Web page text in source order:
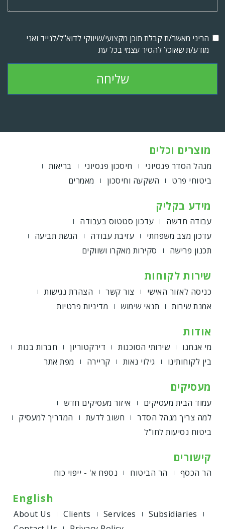
הריני מאשר/ת קבלת תוכן מקצועי/שיווקי לדוא"ל/לנייד ואני
מודע/ת שאוכל להסיר עצמי בכל עת
שליחה
מוצרים וכלים
מנהל הסדר פנסיוני חיסכון פנסיוני
בריאות
ביטוחי פרט
השקעה וחיסכון מאמרים
מידע בקליק
עבודה חדשה
עדכון סטטוס בעבודה
עדכון מצב משפחתי
עזיבת עבודה
הגשת תביעה
תכנון פרישה
סקירות מאקרו ושווקים
שירות לקוחות
כניסה לאזור האישי צור קשר
הצהרת נגישות
אמנת שירות
תנאי שימוש מדיניות פרטיות
אודות
מי אנחנו שירותי הסוכנות דירקטוריון
חברות בנות
בין לקוחותינו
גילוי נאות קריירה מפת אתר
מעסיקים
עמוד הבית מעסיקים
איזור מעסיקים חדש
למה צריך מנהל הסדר
חשוב לדעת
המדריך למעסיק
ביטוח נסיעות לחו"ל
קישורים
הר הכסף הר הביטוח נספח א' - ייפוי כוח
English
About Us Clients Services
Subsidiaries